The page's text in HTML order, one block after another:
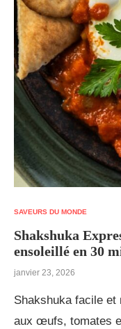
SAVEURS DU MONDE
Shakshuka
ensoleillé en 30
janvier 23, 2026
Shakshuka facile et
aux œufs, tomates